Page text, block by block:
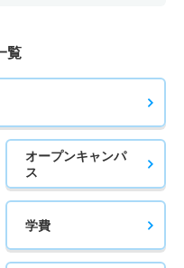
覧
オープンキャンパ
ス
学費